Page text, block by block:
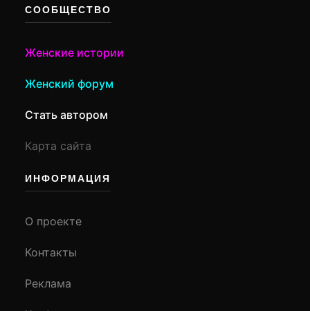
СООБЩЕСТВО
Женские истории
Женский форум
Стать автором
Карта сайта
ИНФОРМАЦИЯ
О проекте
Контакты
Реклама